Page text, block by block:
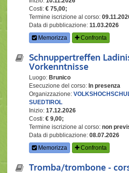
Costi: € 75,00;
Termine iscrizione al corso:
Data di pubblicazione: 11.03.2026
Memorizza
Confronta
Schnuppertreffen
Vorkenntnisse
Luogo: Brunico
Esecuzione del corso: In presenza
Organizzazione:
SUEDTIROL
Inizio: 17.12.2026
Costi: € 9,00;
Termine iscrizione al corso: non
Data di pubblicazione: 08.07.2026
Memorizza
Confronta
Tromba/trombone -